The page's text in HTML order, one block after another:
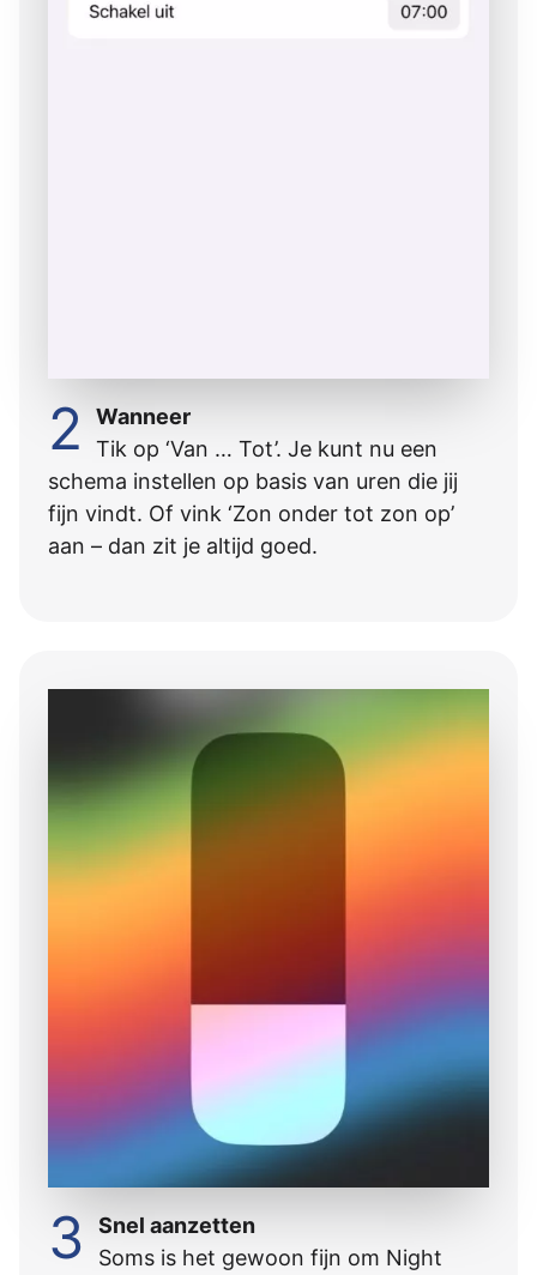
2
Wanneer
Tik op ‘Van … Tot’. Je kunt nu een
schema instellen op basis van uren die jij
fijn vindt. Of vink ‘Zon onder tot zon op’
aan – dan zit je altijd goed.
3
Snel aanzetten
Soms is het gewoon fijn om Night